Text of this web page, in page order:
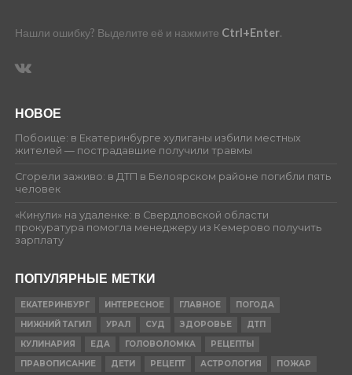
Нашли ошибку? Выделите её и нажмите Ctrl+Enter.
НОВОЕ
Побоище: в Екатеринбурге хулиганы избили местных
жителей — пострадавшие получили травмы
Сгорели заживо: в ДТП в Белоярском районе погибли пять
человек
«Кинули» на удаленке: в Свердловской области
прокуратура помогла менеджеру из Кемерово получить
зарплату
ПОПУЛЯРНЫЕ МЕТКИ
ЕКАТЕРИНБУРГ ИНТЕРЕСНОЕ ГЛАВНОЕ
ПОГОДА
НИЖНИЙ ТАГИЛ
УРАЛ СУД ЗДОРОВЬЕ
ДТП
КУЛИНАРИЯ
ЕДА ГОЛОВОЛОМКА
РЕЦЕПТЫ
ПРАВОПИСАНИЕ
ДЕТИ РЕЦЕПТ АСТРОЛОГИЯ ПОЖАР